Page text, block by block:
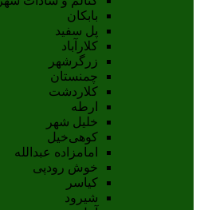
بابکان
پل سفید
کلارآباد
زرگرشهر
چمنستان
کلاردشت
ارطه
خلیل شهر
کوهی‌خیل
امامزاده عبدالله
خوش رودپی
کیاسر
شیرود